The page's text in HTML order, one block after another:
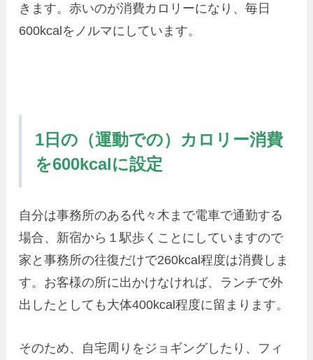
きます。赤いのが消費カロリーになり、毎日
600kcalをノルマにしています。
1日の（運動での）カロリー消費
を600kcalに設定
自分は事務所のある代々木まで電車で通勤する
場合、新宿から１駅歩くことにしていますので
家と事務所の往復だけで260kcal程度は消費しま
す。お客様の所に出かけなければ、ランチで外
出したとしても大体400kcal程度に留まります。
そのため、自宅周りをジョギングしたり、フィ